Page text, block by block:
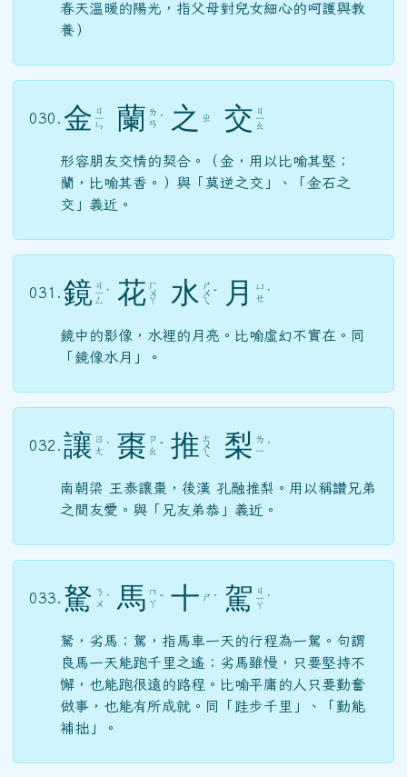
春天溫暖的陽光，指父母對兒女細心的呵護與教
養）
030. 金 ㄐ
ㄧ
ㄣ 蘭 ㄌ
ㄢ ˊ 之 ㄓ 交 ㄐ
ㄧ
ㄠ
形容朋友交情的契合。（金，用以比喻其堅；
蘭，比喻其香。）與「莫逆之交」、「金石之
交」義近。
031. 鏡 ㄐ
ㄧ
ㄥ
ˋ 花 ㄏ
ㄨ
ㄚ 水 ㄕ
ㄨ
ㄟ
ˇ 月
ㄩ
ㄝ ˋ
鏡中的影像，水裡的月亮。比喻虛幻不實在。同
「鏡像水月」。
032. 讓 ㄖ
ㄤ ˋ 棗 ㄗ
ㄠ ˇ 推 ㄊ
ㄨ
ㄟ 梨 ㄌ
ㄧ ˊ
南朝梁 王泰讓棗，後漢 孔融推梨。用以稱讚兄弟
之間友愛。與「兄友弟恭」義近。
033. 駑 ㄋ
ㄨ ˊ 馬 ㄇ
ㄚ ˇ 十 ㄕ ˊ 駕 ㄐ
ㄧ
ㄚ
ˋ
駑，劣馬；駕，指馬車一天的行程為一駕。句謂
良馬一天能跑千里之遙；劣馬雖慢，只要堅持不
懈，也能跑很遠的路程。比喻平庸的人只要勤奮
做事，也能有所成就。同「跬步千里」、「勤能
補拙」。